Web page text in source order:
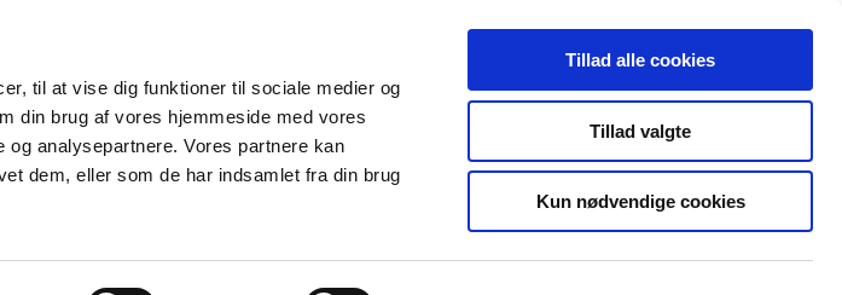
til at vise dig funktioner til sociale medier og
din brug af vores hjemmeside med vores
og analysepartnere. Vores partnere kan
dem, eller som de har indsamlet fra din brug
Tillad alle cookies
Tillad valgte
Kun nødvendige cookies
Nyheder Om os Kontakt Udgivelser
Apoteker og salg af
Medicinsk
Særlige
produktområder